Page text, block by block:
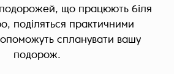
подорожей, що працюють біля
поділяться практичними
спланувати вашу
подорож.